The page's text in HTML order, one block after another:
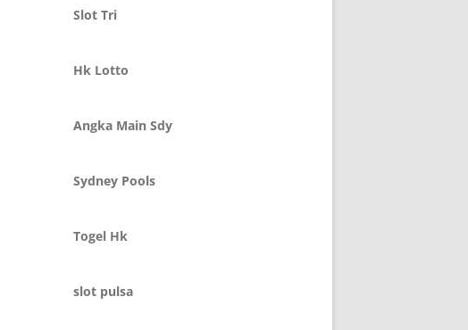
Slot Tri
Hk Lotto
Angka Main Sdy
Sydney Pools
Togel Hk
slot pulsa